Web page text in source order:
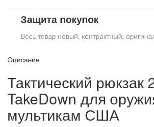
Защита покупок
Весь товар новый, контрактный,
Описание
Тактический рюкзак
TakeDown для
мультикам США